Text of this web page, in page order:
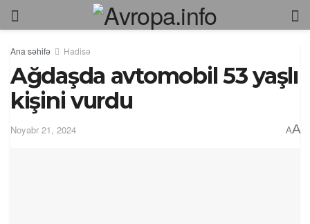
Ana səhifə Hadisə
Ağdaşda avtomobil 53 yaşlı
kişini vurdu
Noyabr 21, 2024 AA